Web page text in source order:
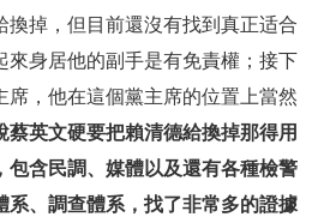
換掉，但目前還沒有找到真正适合
來身居他的副手是有免責權；接下
席，他在這個黨主席的位置上當然
蔡英文硬要把賴清德給換掉那得用
包含民調、媒體以及還有各種檢警
系、調查體系，找了非常多的證據